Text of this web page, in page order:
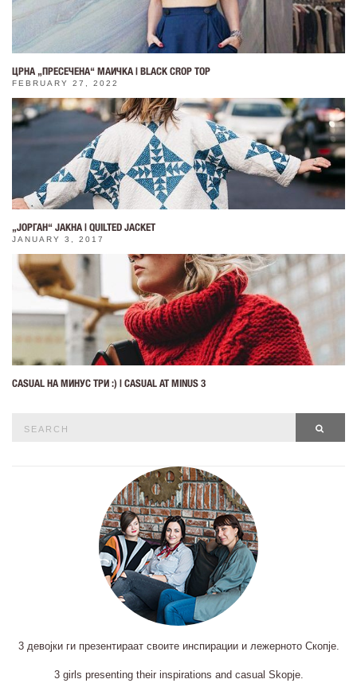
ЦРНА „ПРЕСЕЧЕНА“ МАИЧКА | BLACK CROP TOP
FEBRUARY 27, 2022
„ЈОРГАН“ ЈАКНА | QUILTED JACKET
JANUARY 3, 2017
CASUAL НА МИНУС ТРИ :) | CASUAL AT MINUS 3
3 девојки ги презентираат своите инспирации и лежерното Скопје.
3 girls presenting their inspirations and casual Skopje.